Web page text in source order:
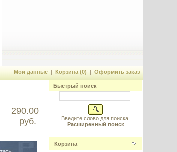
Мои данные| Корзина (0) | Оформить заказ
290.00
руб.
Быстрый поиск
Введите слово для поиска.
Расширенный поиск
Корзина